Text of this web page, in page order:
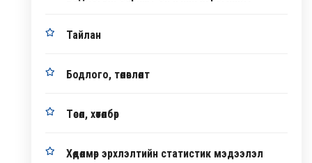
Тайлан
Бодлого, төлөвлөлт
Төсөл, хөтөлбөр
Хөдөлмөр эрхлэлтийн статистик мэдээлэл